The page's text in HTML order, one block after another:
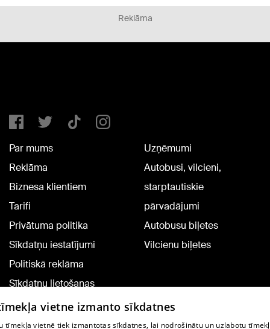
Reklāma
Par mums
Reklāma
Biznesa klientiem
Tarifi
Privātuma politika
Sīkdatņu iestatījumi
Politiskā reklāma
Sīkdatņu lietošanas
noteikumi
Komentāru pievienošana
Uzņēmumi
Autobusi, vilcieni,
starptautiskie
pārvadājumi
Autobusu biļetes
Vilcienu biļetes
vietne izmanto sīkdatnes
tīmekļa vietnē tiek izmantotas sīkdatnes, lai nodrošinātu un uzlabotu